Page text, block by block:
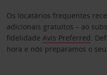
Os locatários frequentes
adicionais gratuitos – ao
fidelidade Avis Preferred.
hora e nós preparamos o